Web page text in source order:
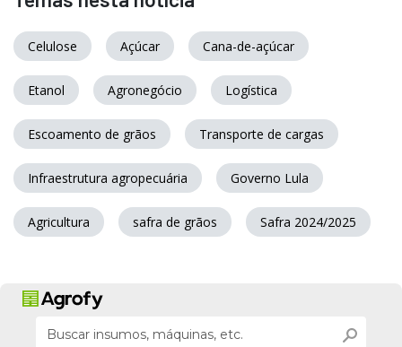
Celulose Açúcar Cana-de-açúcar
Etanol Agronegócio Logística
Escoamento de grãos Transporte de cargas
Infraestrutura agropecuária Governo Lula
Agricultura safra de grãos Safra 2024/2025